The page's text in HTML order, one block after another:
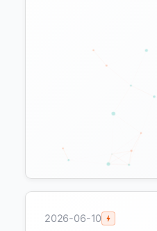
2026-06-10